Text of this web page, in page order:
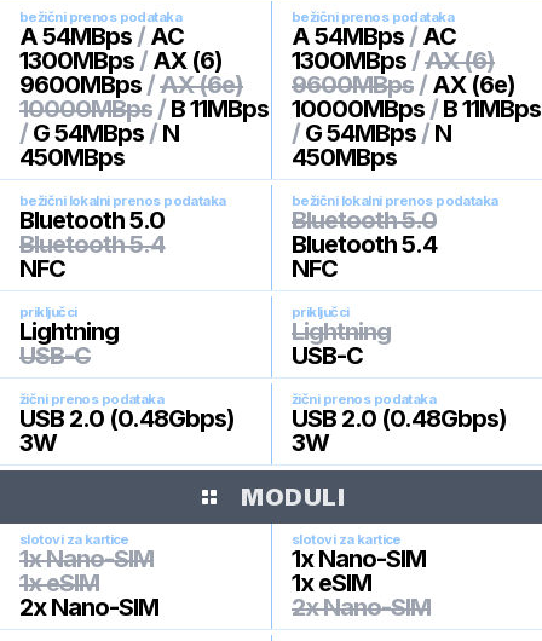
bežični prenos podataka
A 54MBps / AC
1300MBps / AX (6)
9600MBps /AX (6e)
10000MBps / B 11MBps
/ G 54MBps / N
450MBps
bežični prenos podataka
A 54MBps / AC
1300MBps /AX (6)
9600MBps / AX (6e)
10000MBps / B 11MBps
/ G 54MBps / N
450MBps
bežični lokalni prenos podataka
Bluetooth 5.0
Bluetooth 5.4
NFC
bežični lokalni prenos podataka
Bluetooth 5.0
Bluetooth 5.4
NFC
priključci
Lightning
USB-C
priključci
Lightning
USB-C
žični prenos podataka
USB 2.0 (0.48Gbps)
3W
žični prenos podataka
USB 2.0 (0.48Gbps)
3W
MODULI
slotovi za kartice
1x Nano-SIM
1x eSIM
2x Nano-SIM
slotovi za kartice
1x Nano-SIM
1x eSIM
2x Nano-SIM